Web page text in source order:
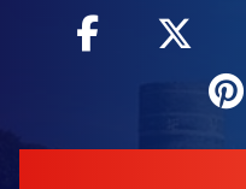
Facebook
, Ouvre ,